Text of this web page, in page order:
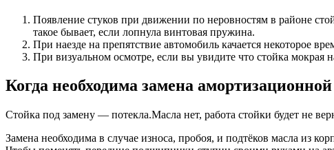
Появление стуков при движении по неровностям в районе
такое бывает, если лопнула винтовая пружина.
При наезде на препятствие автомобиль качается некоторое
При визуальном осмотре, если вы увидите что стойка мокрая
Когда необходима замена
Стойка под замену — потекла.Масла нет, работа стойки будет не
Замена необходима в случае износа, пробоя, и подтёков масла из